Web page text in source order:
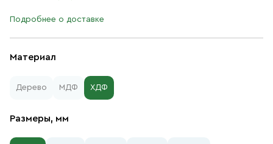
Материал
Дерево МДФ ХДФ
Размеры, мм
Подробнее о доставке